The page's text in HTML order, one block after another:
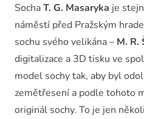
SochaT. G. Masaryka je
náměstí před Pražským
sochu svého velikána – M. R.
digitalizace a 3D tisku ve
model sochy tak, aby byl
zemětřesení a podle tohoto
originál sochy. To je jen